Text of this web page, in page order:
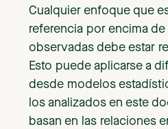
Cualquier enfoque que
referencia por encima
observadas debe estar
Esto puede aplicarse a
desde modelos
los analizados en este
basan en las relaciones